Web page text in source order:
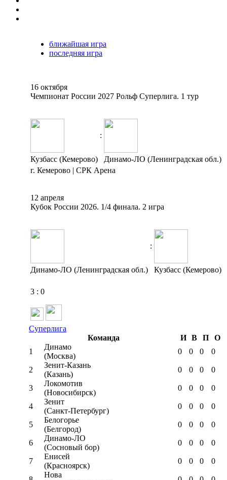
ближайшая игра
последняя игра
16 октября
Чемпионат России 2027 Рольф Суперлига. 1 тур
:
Кузбасс (Кемерово)
Динамо-ЛО (Ленинградская обл.)
г. Кемерово | СРК Арена
12 апреля
Кубок России 2026. 1/4 финала. 2 игра
:
Динамо-ЛО (Ленинградская обл.) Кузбасс (Кемерово)
3 : 0
Суперлига
Команда
И В П
О
1
Динамо
(Москва)
0 0 0 0
2
Зенит-Казань
(Казань)
0 0 0 0
3
Локомотив
(Новосибирск)
0 0 0 0
4
Зенит
(Санкт-Петербург)
0 0 0 0
5
Белогорье
(Белгород)
0 0 0 0
6
Динамо-ЛО
(Сосновый бор)
0 0 0 0
7
Енисей
(Красноярск)
0 0 0 0
Нова